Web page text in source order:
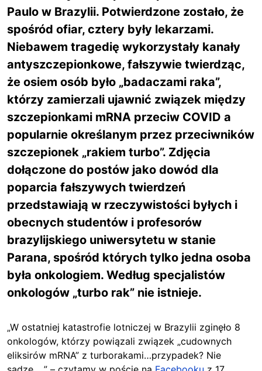
Paulo w Brazylii. Potwierdzone zostało, że
spośród ofiar, cztery były lekarzami.
Niebawem tragedię wykorzystały kanały
antyszczepionkowe, fałszywie twierdząc,
że osiem osób było „badaczami raka”,
którzy zamierzali ujawnić związek między
szczepionkami mRNA przeciw COVID a
popularnie określanym przez przeciwników
szczepionek „rakiem turbo”. Zdjęcia
dołączone do postów jako dowód dla
poparcia fałszywych twierdzeń
przedstawiają w rzeczywistości byłych i
obecnych studentów i profesorów
brazylijskiego uniwersytetu w stanie
Parana, spośród których tylko jedna osoba
była onkologiem. Według specjalistów
onkologów „turbo rak” nie istnieje.
„W ostatniej katastrofie lotniczej w Brazylii zginęło 8
onkologów, którzy powiązali związek „cudownych
eliksirów mRNA” z turborakami…przypadek? Nie